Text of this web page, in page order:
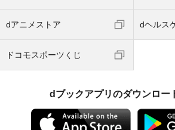
dアニメストア dヘルス
ドコモスポーツくじ
dブックアプリのダウンロー